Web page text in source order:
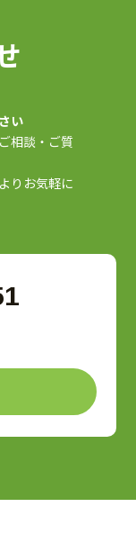
い
相談・ご質
りお気軽に